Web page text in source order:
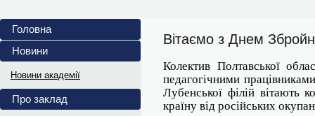
АНОНСИ ЗАХОДІВ 2024/
Жовтень 2024/2025 н. р. 1.
Витяги з ПРОТОКОЛІВ
Витяги з ПРОТОКОЛІВ засідання...
Головна
Новини
Новини академії
Про заклад
Вітаємо з Днем
Колектив Полтавської
педагогічними
Лубенської філій вітають
країну від російських